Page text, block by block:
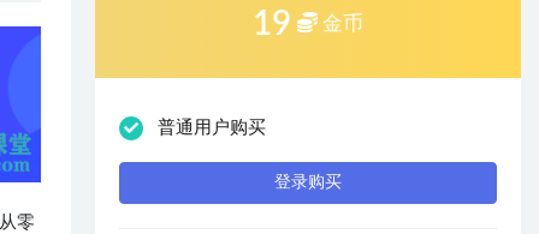
零
19 金币
普通用户购买
登录购买